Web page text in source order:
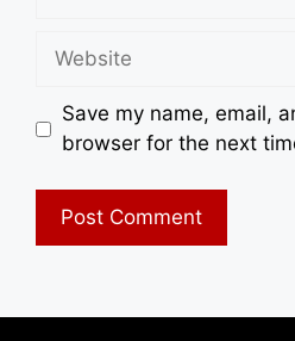
Website
Save my name, email,
browser for the next